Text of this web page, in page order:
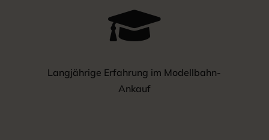

Langjährige Erfahrung im Modellbahn-
Ankauf